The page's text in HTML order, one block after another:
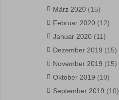
März 2020 (15)
Februar 2020 (12)
Januar 2020 (11)
Dezember 2019 (15)
November 2019 (15)
Oktober 2019 (10)
September 2019 (10)